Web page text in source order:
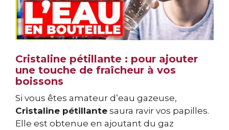
Cristaline pétillante : pour ajouter
une touche de fraîcheur à vos
boissons
Si vous êtes amateur d’eau gazeuse,
Cristaline pétillante saura ravir vos papilles.
Elle est obtenue en ajoutant du gaz